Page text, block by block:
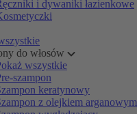
i dywaniki łazienkowe
do włosów
wszystkie
szampon
keratynowy
z olejkiem arganowym